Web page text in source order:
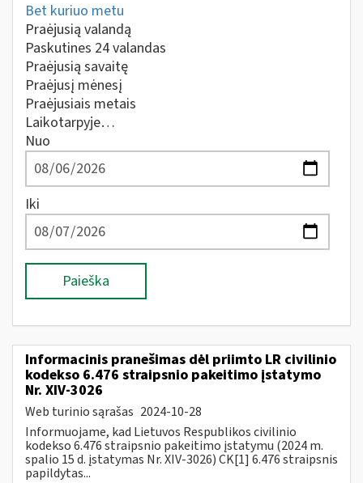
Bet kuriuo metu
Praėjusią valandą
Paskutines 24 valandas
Praėjusią savaitę
Praėjusį mėnesį
Praėjusiais metais
Laikotarpyje…
Nuo
Iki
Paieška
Informacinis pranešimas dėl priimto LR civilinio
kodekso 6.476 straipsnio pakeitimo įstatymo
Nr. XIV-3026
Web turinio sąrašas 2024-10-28
Informuojame, kad Lietuvos Respublikos civilinio
kodekso 6.476 straipsnio pakeitimo įstatymu (2024 m.
spalio 15 d. įstatymas Nr. XIV-3026) CK[1] 6.476 straipsnis
papildytas...